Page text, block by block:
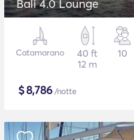
Bali 4.0 Lounge
Catamarano
40 ft
12 m
10
$8,786/notte